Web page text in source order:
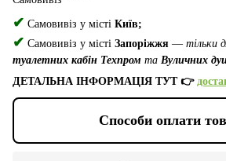
✔ Самовивіз у місті Київ;
✔ Самовивіз у місті Запоріжжя — тільки
туалетних кабін Техпром та Вуличних
ДЕТАЛЬНА ІНФОРМАЦІЯ ТУТ 👉
Способи оплати